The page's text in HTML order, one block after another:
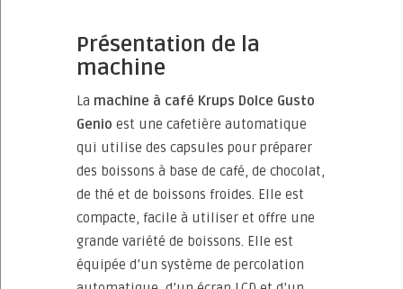
Présentation de la
machine
La machine à café Krups Dolce Gusto
Genio est une cafetière automatique
qui utilise des capsules pour préparer
des boissons à base de café, de chocolat,
de thé et de boissons froides. Elle est
compacte, facile à utiliser et offre une
grande variété de boissons. Elle est
équipée d’un système de percolation